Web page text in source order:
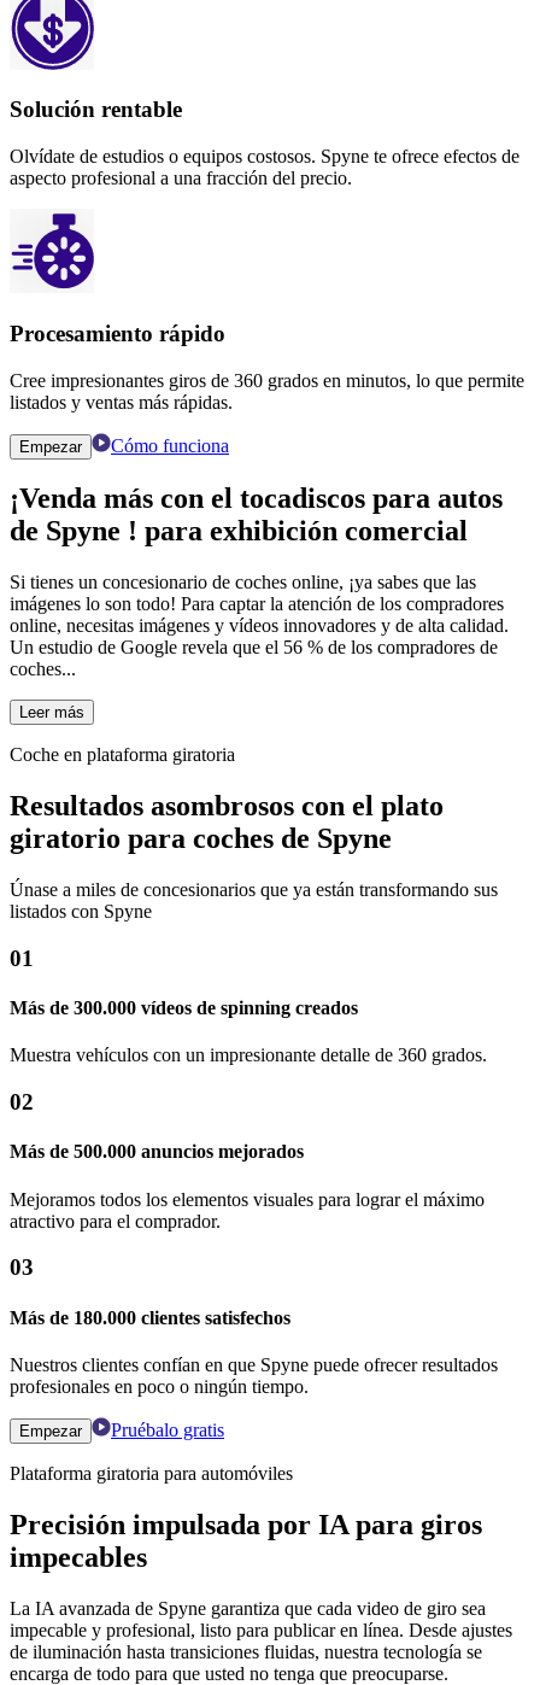
Solución rentable
Olvídate de estudios o equipos costosos. Spyne te ofrece efectos de
aspecto profesional a una fracción del precio.
Procesamiento rápido
Cree impresionantes giros de 360 ​​grados en minutos, lo que permite
listados y ventas más rápidas.
Empezar Cómo funciona
¡Venda más con el tocadiscos para autos
de Spyne ! para exhibición comercial
Si tienes un concesionario de coches online, ¡ya sabes que las
imágenes lo son todo! Para captar la atención de los compradores
online, necesitas imágenes y vídeos innovadores y de alta calidad.
Un estudio de Google revela que el 56 % de los compradores de
coches...
Leer más
Coche en plataforma giratoria
Resultados asombrosos con el plato
giratorio para coches de Spyne
Únase a miles de concesionarios que ya están transformando sus
listados con Spyne
01
Más de 300.000 vídeos de spinning creados
Muestra vehículos con un impresionante detalle de 360 ​​grados.
02
Más de 500.000 anuncios mejorados
Mejoramos todos los elementos visuales para lograr el máximo
atractivo para el comprador.
03
Más de 180.000 clientes satisfechos
Nuestros clientes confían en que Spyne puede ofrecer resultados
profesionales en poco o ningún tiempo.
Empezar Pruébalo gratis
Plataforma giratoria para automóviles
Precisión impulsada por IA para giros
impecables
La IA avanzada de Spyne garantiza que cada video de giro sea
impecable y profesional, listo para publicar en línea. Desde ajustes
de iluminación hasta transiciones fluidas, nuestra tecnología se
encarga de todo para que usted no tenga que preocuparse.